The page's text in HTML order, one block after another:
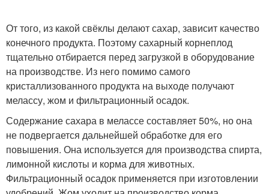
От того, из какой свёклы делают сахар, зависит качество
конечного продукта. Поэтому сахарный корнеплод
тщательно отбирается перед загрузкой в оборудование
на производстве. Из него помимо самого
кристаллизованного продукта на выходе получают
мелассу, жом и фильтрационный осадок.
Содержание сахара в мелассе составляет 50%, но она
не подвергается дальнейшей обработке для его
повышения. Она используется для производства спирта,
лимонной кислоты и корма для животных.
Фильтрационный осадок применяется при изготовлении